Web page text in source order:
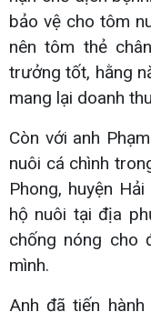
bảo vệ cho tôm
nên tôm thẻ
trưởng tốt, hằng
mang lại doanh
Còn với anh
nuôi cá chình
Phong, huyện
hộ nuôi tại địa
chống nóng cho
mình.
Anh đã tiến